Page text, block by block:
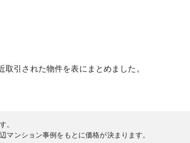
取引された物件を表にまとめました。
。
マンション事例をもとに価格が決まります。